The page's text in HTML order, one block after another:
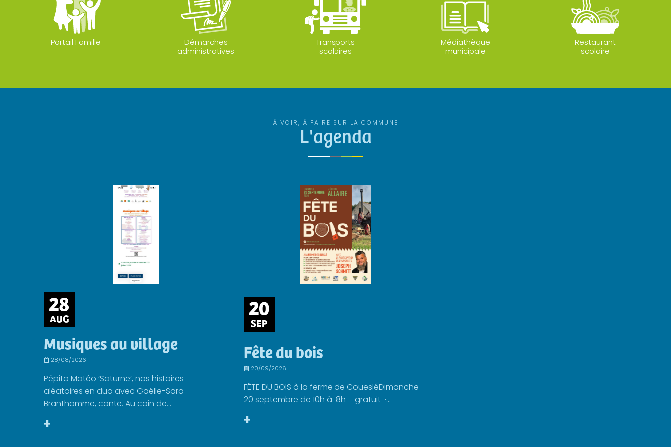
Portail Famille
Démarches
administratives
Transports
scolaires
Médiathèque
municipale
Restaurant
scolaire
À VOIR, À FAIRE SUR LA COMMUNE
L'agenda
28
AUG
Musiques au village
28/08/2026
Pépito Matéo ‘Saturne’, nos histoires
aléatoires en duo avec Gaëlle-Sara
Branthomme, conte. Au coin de...
+
20
SEP
Fête du bois
20/09/2026
FÊTE DU BOIS à la ferme de CouesléDimanche
20 septembre de 10h à 18h – gratuit ·...
+